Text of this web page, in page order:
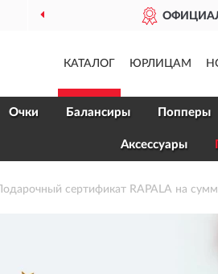
КАТАЛОГ ЮРЛИЦАМ
Очки Балансиры Попперы
Аксессуары
Подарочный сертификат RAPALA на